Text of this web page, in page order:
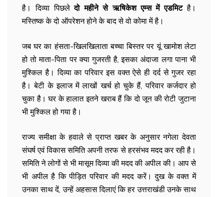
है। दिव्या पिछलेदो महीने से ऋषिकेश एम्स में एडमिटहै।
मस्तिष्क के दो ऑपरेशन होने के बाद से वो कोमा में है।
जब घर का हंसता-खिलखिलाता बच्चा बिस्तर पर यूं खामोश लेटा
हो तो माता-पिता पर क्या गुजरती है, इसका अंदाजा लगा पाना भी
मुश्किल है। दिव्या का परिवार इस वक्त ऐसे ही दर्द से गुजर रहा
है। बेटी के इलाज में लाखों खर्च हो चुके हैं, परिवार कर्जदार हो
चुका है। घर के हालात इतने खराब हैं कि दो जून की रोटी जुटाना
भी मुश्किल हो गया है।
राज्य समीक्षा के हवाले से प्राप्त खबर के अनुसार नगेला देवता
संघर्ष एवं विकास समिति अपनी तरफ से हरसंभव मदद कर रही है।
समिति ने लोगों से भी मासूम दिव्या की मदद की अपील की। आप से
भी अपील है कि पीड़ित परिवार की मदद करें। दुख के वक्त में
उनका साथ दें, उन्हें अहसास दिलाएं कि हर उत्तराखंडी उनके साथ